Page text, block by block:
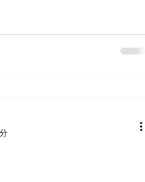
別に順次お電話でご連絡を
なります。 最寄り駅は
度 171号線沿いのラーメン
の建物です。 駐車場は建物
の看板が付いている2台ど